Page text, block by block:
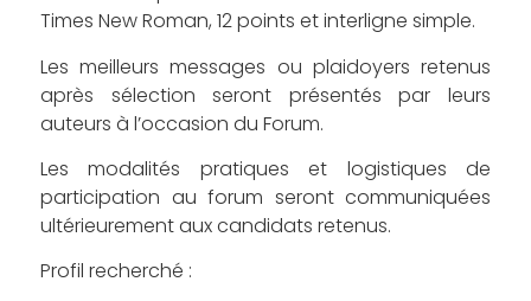
Times New Roman, 12 points et interligne simple.
Les meilleurs messages ou plaidoyers retenus
après sélection seront présentés par leurs
auteurs à l’occasion du Forum.
Les modalités pratiques et logistiques de
participation au forum seront communiquées
ultérieurement aux candidats retenus.
Profil recherché :